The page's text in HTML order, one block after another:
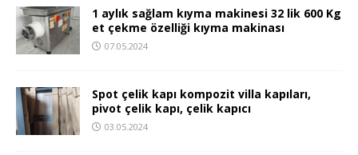
1 aylık sağlam kıyma makinesi 32 lik 600 Kg
et çekme özelliği kıyma makinası
07.05.2024
Spot çelik kapı kompozit villa kapıları,
pivot çelik kapı, çelik kapıcı
03.05.2024